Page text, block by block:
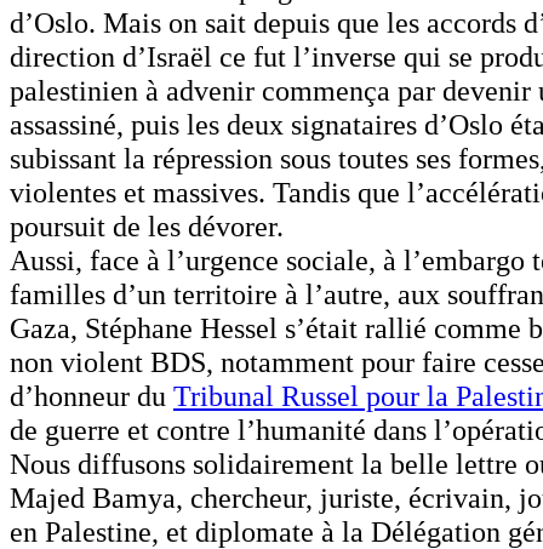
d’Oslo. Mais on sait depuis que les accords
direction d’Israël ce fut l’inverse qui se
palestinien à advenir commença par
assassiné, puis les deux signataires d’Oslo
subissant la répression sous toutes ses
violentes et massives. Tandis que
poursuit de les dévorer.
Aussi, face à l’urgence sociale, à
familles d’un territoire à l’autre, aux
Gaza, Stéphane Hessel s’était rallié
non violent BDS, notamment pour faire
d’honneur du Tribunal Russel pour la
de guerre et contre l’humanité dans
Nous diffusons solidairement la belle lettre
Majed Bamya, chercheur, juriste, écrivain,
en Palestine, et diplomate à la Délégation